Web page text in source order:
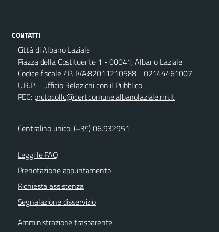
CONTATTI
Città di Albano Laziale
Piazza della Costituente 1 - 00041, Albano Laziale
Codice fiscale / P. IVA:82011210588 - 02144461007
U.R.P. - Ufficio Relazioni con il Pubblico
PEC: protocollo@cert.comune.albanolaziale.rm.it
Centralino unico: (+39) 06.932951
Leggi le FAQ
Prenotazione appuntamento
Richiesta assistenza
Segnalazione disservizio
Amministrazione trasparente